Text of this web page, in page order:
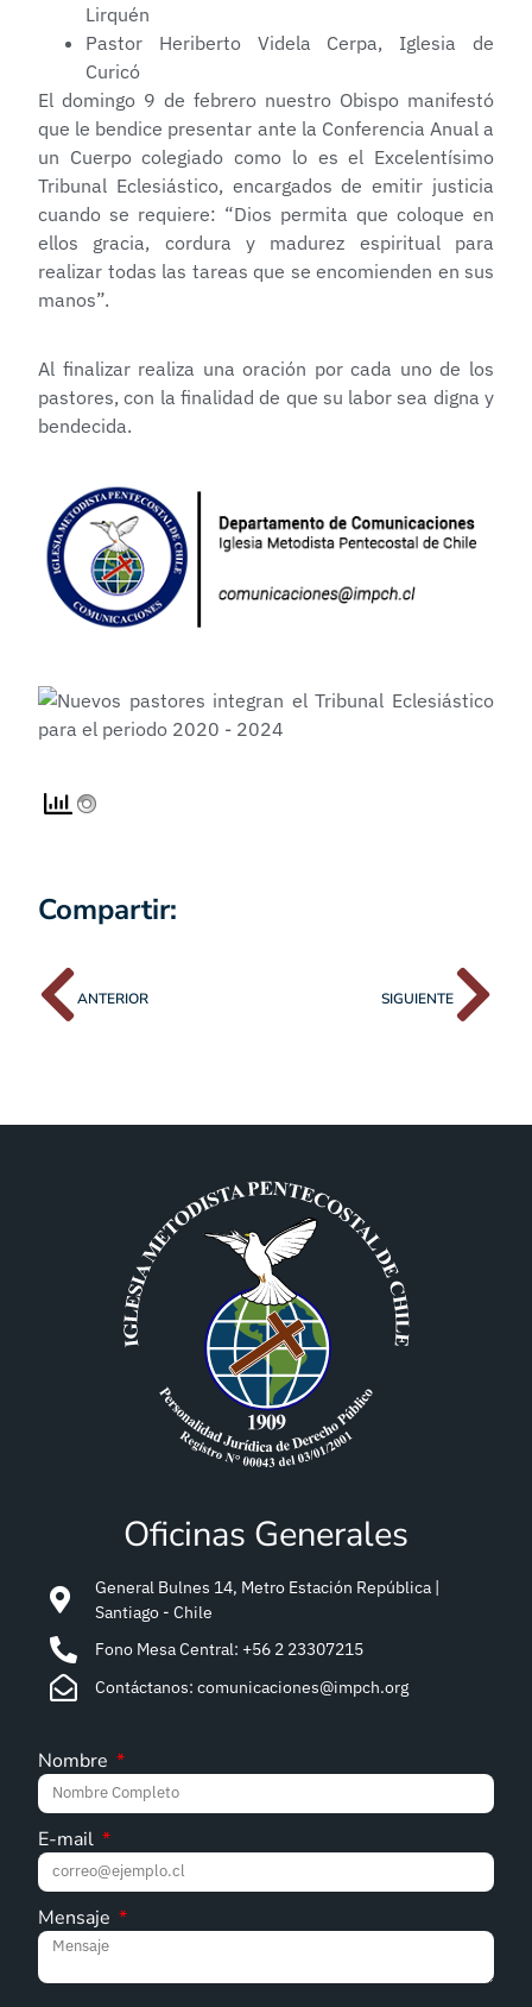
Lirquén
Pastor Heriberto Videla Cerpa, Iglesia de
Curicó
El domingo 9 de febrero nuestro Obispo manifestó
que le bendice presentar ante la Conferencia Anual a
un Cuerpo colegiado como lo es el Excelentísimo
Tribunal Eclesiástico, encargados de emitir justicia
cuando se requiere: “Dios permita que coloque en
ellos gracia, cordura y madurez espiritual para
realizar todas las tareas que se encomienden en sus
manos”.
Al finalizar realiza una oración por cada uno de los
pastores, con la finalidad de que su labor sea digna y
bendecida.
Compartir:
ANTERIOR SIGUIENTE
Oficinas Generales
General Bulnes 14, Metro Estación República |
Santiago - Chile
Fono Mesa Central: +56 2 23307215
Contáctanos: comunicaciones@impch.org
Nombre
E-mail
Mensaje